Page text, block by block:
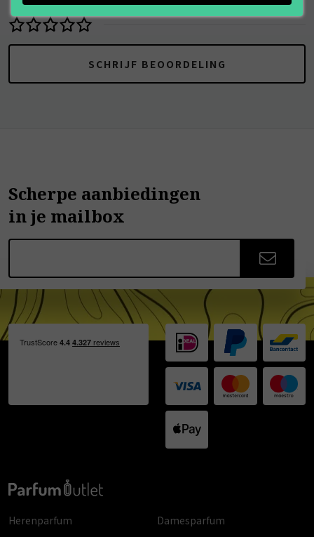
SCHRIJF BEOORDELING
Scherpe aanbiedingen
in je mailbox
Herenparfum Damesparfum